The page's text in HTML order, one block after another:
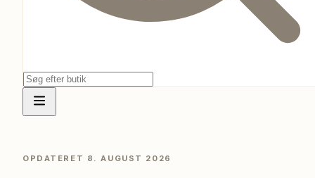
OPDATERET 8. AUGUST 2026